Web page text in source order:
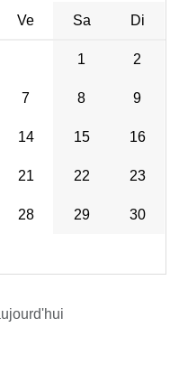
Ve Sa Di
1 2
7 8 9
14 15 16
21 22 23
28 29 30